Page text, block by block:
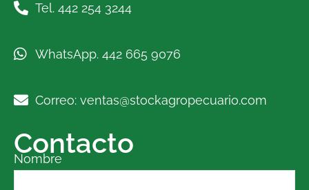
Tel. 442 254 3244
WhatsApp. 442 665 9076
Correo: ventas@stockagropecuario.com
Contacto
Nombre